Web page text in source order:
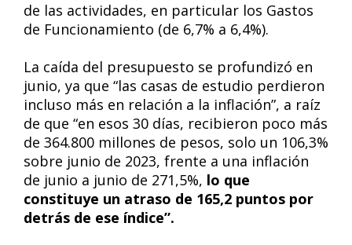
de las actividades, en particular los Gastos
de Funcionamiento (de 6,7% a 6,4%).
La caída del presupuesto se profundizó en
junio, ya que “las casas de estudio perdieron
incluso más en relación a la inflación”, a raíz
de que “en esos 30 días, recibieron poco más
de 364.800 millones de pesos, solo un 106,3%
sobre junio de 2023, frente a una inflación
de junio a junio de 271,5%, lo que
constituye un atraso de 165,2 puntos por
detrás de ese índice”.